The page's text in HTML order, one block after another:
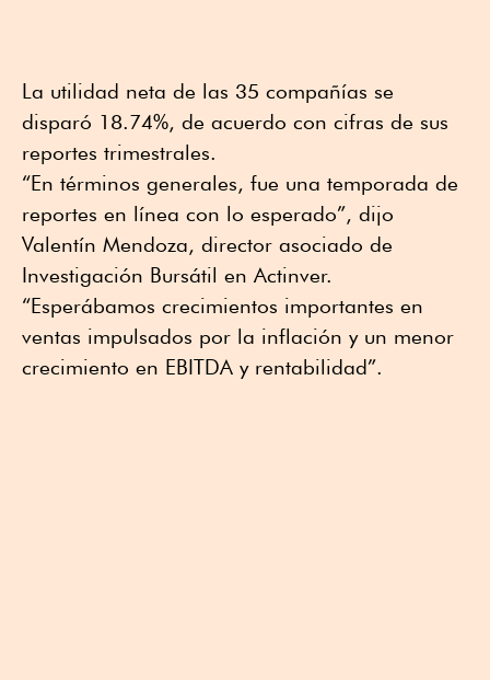
La utilidad neta de las 35 compañías se
disparó 18.74%, de acuerdo con cifras de sus
reportes trimestrales.
“En términos generales, fue una temporada de
reportes en línea con lo esperado”, dijo
Valentín Mendoza, director asociado de
Investigación Bursátil en Actinver.
“Esperábamos crecimientos importantes en
ventas impulsados por la inflación y un menor
crecimiento en EBITDA y rentabilidad”.